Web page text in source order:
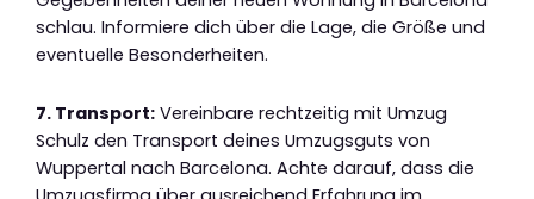
schlau. Informiere dich über die Lage, die Größe und
eventuelle Besonderheiten.
7. Transport: Vereinbare rechtzeitig mit Umzug
Schulz den Transport deines Umzugsguts von
Wuppertal nach Barcelona. Achte darauf, dass die